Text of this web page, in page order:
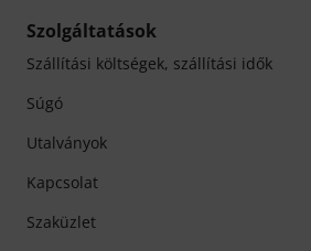
Szolgáltatások
Szállítási költségek, szállítási idők
Súgó
Utalványok
Kapcsolat
Szaküzlet